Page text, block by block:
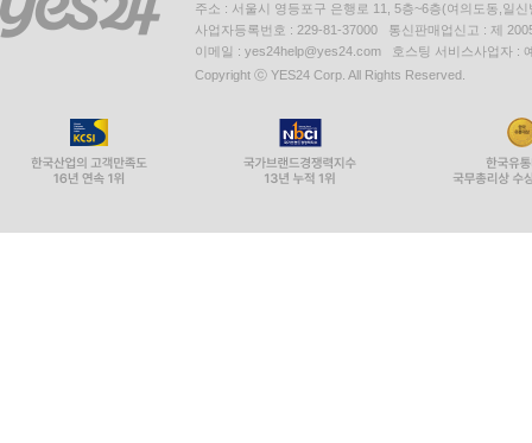
주소 : 서울시 영등포구 은행로 11, 5층~6층(여의도동,일신
사업자등록번호 : 229-81-37000 통신판매업신고 : 제
이메일 : yes24help@yes24.com 호스팅 서비스사업자 :
Copyright ⓒ YES24 Corp. All Rights Reserved.